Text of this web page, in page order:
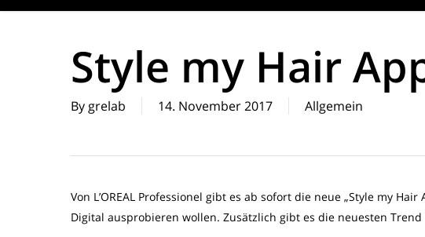
Style my Hair
By grelab 14. November 2017 Allgemein
Von L’OREAL Professionel gibt es ab sofort die neue „Style my
Digital ausprobieren wollen. Zusätzlich gibt es die neuesten